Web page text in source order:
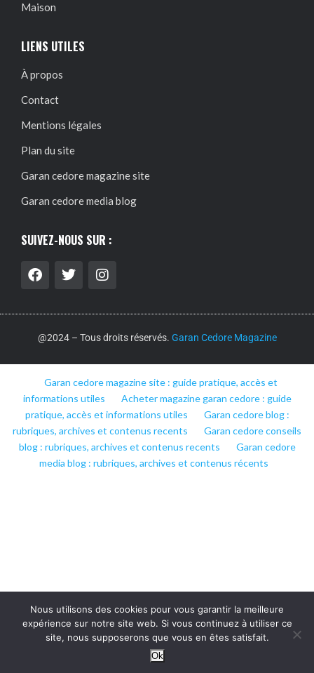
Maison
LIENS UTILES
À propos
Contact
Mentions légales
Plan du site
Garan cedore magazine site
Garan cedore media blog
SUIVEZ-NOUS SUR :
@2024 – Tous droits réservés. Garan Cedore Magazine
Garan cedore magazine site : guide pratique, accès et
informations utiles
Acheter magazine garan cedore : guide
pratique, accès et informations utiles
Garan cedore blog :
rubriques, archives et contenus recents
Garan cedore conseils
blog : rubriques, archives et contenus recents
Garan cedore
media blog : rubriques, archives et contenus récents
Nous utilisons des cookies pour vous garantir la meilleure
expérience sur notre site web. Si vous continuez à utiliser ce
site, nous supposerons que vous en êtes satisfait.
Ok